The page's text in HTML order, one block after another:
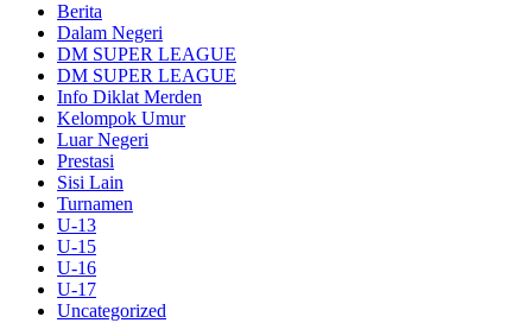
Berita
Dalam Negeri
DM SUPER LEAGUE
DM SUPER LEAGUE
Info Diklat Merden
Kelompok Umur
Luar Negeri
Prestasi
Sisi Lain
Turnamen
U-13
U-15
U-16
U-17
Uncategorized